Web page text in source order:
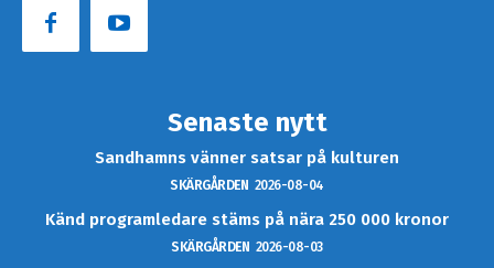
Senaste nytt
Sandhamns vänner satsar på kulturen
SKÄRGÅRDEN 2026-08-04
Känd programledare stäms på nära 250 000 kronor
SKÄRGÅRDEN 2026-08-03